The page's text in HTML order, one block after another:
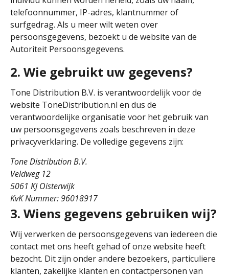
telefoonnummer, IP-adres, klantnummer of
surfgedrag. Als u meer wilt weten over
persoonsgegevens, bezoekt u de website van de
Autoriteit Persoonsgegevens.
2. Wie gebruikt uw gegevens?
Tone Distribution B.V. is verantwoordelijk voor de
website ToneDistribution.nl en dus de
verantwoordelijke organisatie voor het gebruik van
uw persoonsgegevens zoals beschreven in deze
privacyverklaring. De volledige gegevens zijn:
Tone Distribution B.V.
Veldweg 12
5061 KJ Oisterwijk
KvK Nummer: 96018917
3. Wiens gegevens gebruiken wij?
Wij verwerken de persoonsgegevens van iedereen die
contact met ons heeft gehad of onze website heeft
bezocht. Dit zijn onder andere bezoekers, particuliere
klanten, zakelijke klanten en contactpersonen van